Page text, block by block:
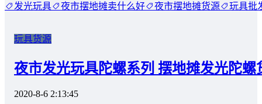
发光玩具 夜市摆地摊卖什么好 夜市摆地摊货源 玩具批
玩具货源
夜市发光玩具陀螺系列 摆地摊发光陀螺
2020-8-6 2:13:45